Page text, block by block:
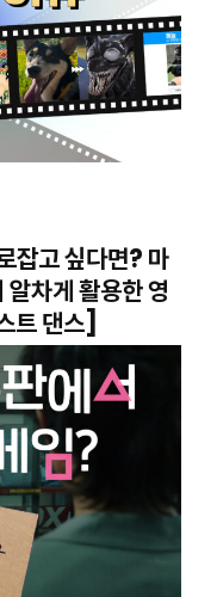
잡고 싶다면? 마
차게 활용한 영
트 댄스]